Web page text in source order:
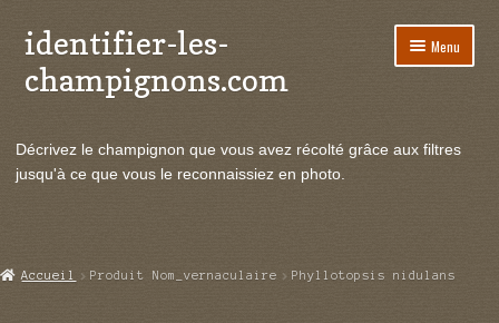
Aller
à
la
Aller
au
contenu
identifier-les-
champignons.com
Menu
le
Actualités
menu
Echanges et contacts
Ouvrir
Décrivez le champignon que vous avez récolté grâce aux filtres
jusqu'à ce que vous le reconnaissiez en photo.
Accueil Produit Nom_vernaculaire Phyllotopsis nidulans